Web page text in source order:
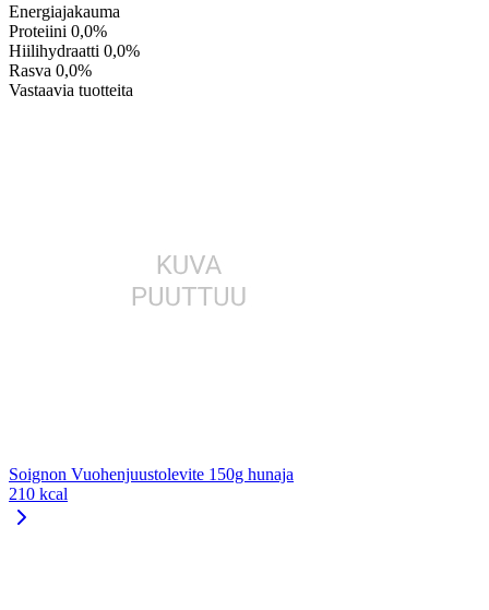
Energiajakauma
Proteiini 0,0%
Hiilihydraatti 0,0%
Rasva 0,0%
Vastaavia tuotteita
Soignon Vuohenjuustolevite 150g hunaja
210 kcal